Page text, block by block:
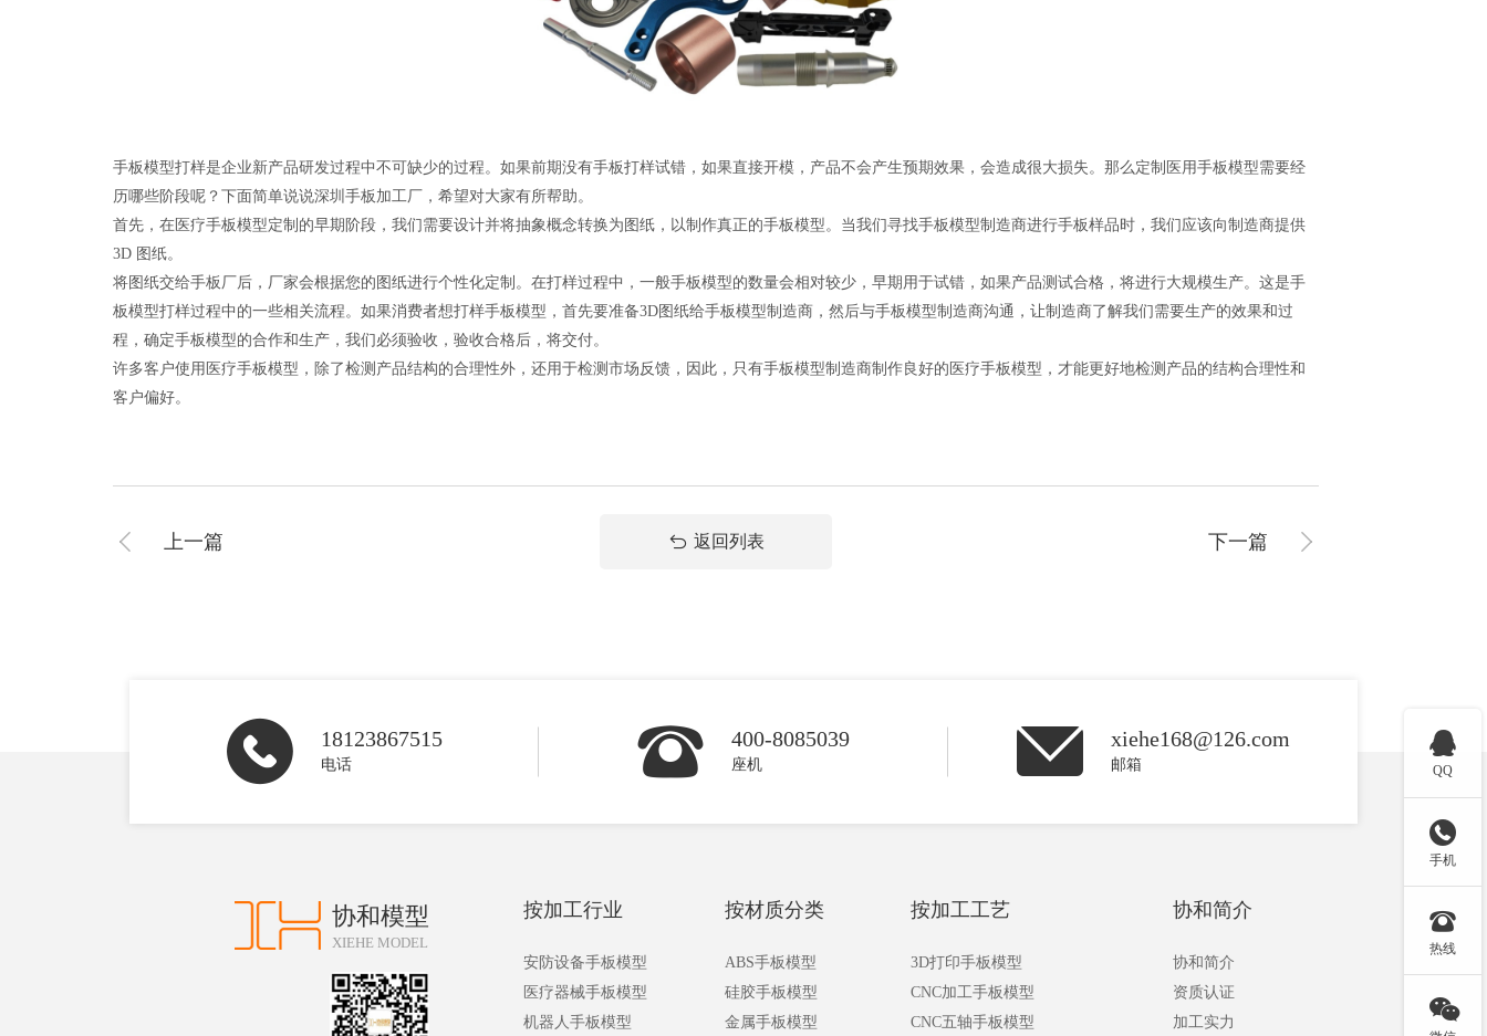
手板模型打样是企业新产品研发过程中不可缺少的过程。如果前期没有手板打样试错，如果直接开模，产品不会产生预期效果，会造成很大损失。那么定制医用手板模型需要经
历哪些阶段呢？下面简单说说深圳手板加工厂，希望对大家有所帮助。
首先，在医疗手板模型定制的早期阶段，我们需要设计并将抽象概念转换为图纸，以制作真正的手板模型。当我们寻找手板模型制造商进行手板样品时，我们应该向制造商提供
3D 图纸。
将图纸交给手板厂后，厂家会根据您的图纸进行个性化定制。在打样过程中，一般手板模型的数量会相对较少，早期用于试错，如果产品测试合格，将进行大规模生产。这是手
板模型打样过程中的一些相关流程。如果消费者想打样手板模型，首先要准备3D图纸给手板模型制造商，然后与手板模型制造商沟通，让制造商了解我们需要生产的效果和过
程，确定手板模型的合作和生产，我们必须验收，验收合格后，将交付。
许多客户使用医疗手板模型，除了检测产品结构的合理性外，还用于检测市场反馈，因此，只有手板模型制造商制作良好的医疗手板模型，才能更好地检测产品的结构合理性和
客户偏好。
上一篇 返回列表 下一篇
18123867515
电话
400-8085039
座机
xiehe168@126.com
邮箱
协和模型
XIEHE MODEL
按加工行业
安防设备手板模型
医疗器械手板模型
机器人手板模型
按材质分类
ABS手板模型
硅胶手板模型
金属手板模型
按加工工艺
3D打印手板模型
CNC加工手板模型
CNC五轴手板模型
协和简介
协和简介
资质认证
加工实力

QQ

手机

热线
